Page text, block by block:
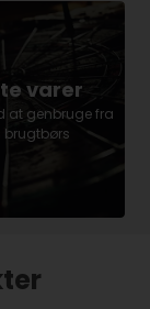
varer
at genbruge fra
brugtbørs